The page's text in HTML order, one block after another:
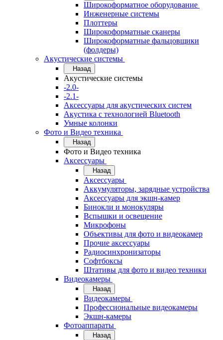
Широкоформатное оборудование
Инженерные системы
Плоттеры
Широкоформатные сканеры
Широкоформатные фальцовщики
(фолдеры)
Акустические системы
Назад
Акустические системы
-2.0-
-2.1-
Аксессуары для акустических систем
Акустика с технологией Bluetooth
Умные колонки
Фото и Видео техника
Назад
Фото и Видео техника
Аксессуары
Назад
Аксессуары
Аккумуляторы, зарядные устройства
Аксессуары для экшн-камер
Бинокли и монокуляры
Вспышки и освещение
Микрофоны
Объективы для фото и видеокамер
Прочие аксессуары
Радиосинхронизаторы
Софтбоксы
Штативы для фото и видео техники
Видеокамеры
Назад
Видеокамеры
Профессиональные видеокамеры
Экшн-камеры
Фотоаппараты
Назад